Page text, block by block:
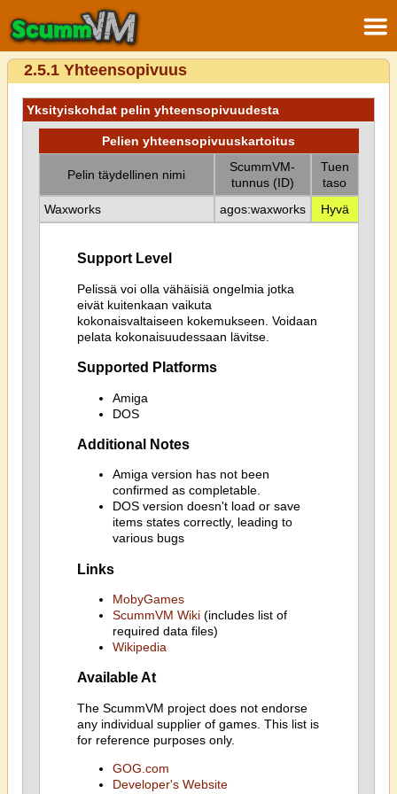
2.5.1 Yhteensopivuus
Yksityiskohdat pelin yhteensopivuudesta
Pelien yhteensopivuuskartoitus
Pelin täydellinen nimi
ScummVM-
tunnus (ID)
Tuen
taso
Waxworks
agos:waxworks Hyvä
Support Level
Pelissä voi olla vähäisiä ongelmia jotka
eivät kuitenkaan vaikuta
kokonaisvaltaiseen kokemukseen. Voidaan
pelata kokonaisuudessaan lävitse.
Supported Platforms
Amiga
DOS
Additional Notes
Amiga version has not been
confirmed as completable.
DOS version doesn't load or save
items states correctly, leading to
various bugs
Links
MobyGames
ScummVM Wiki(includes list of
required data files)
Wikipedia
Available At
The ScummVM project does not endorse
any individual supplier of games. This list is
for reference purposes only.
GOG.com
Developer's Website